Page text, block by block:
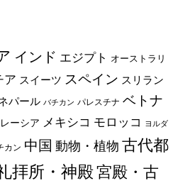
インド エジプト オーストラリ
ア スイーツ スペイン スリラン
パール バチカン パレスチナ ベトナ
ーシア メキシコ モロッコ ヨルダ
カン 中国 動物・植物 古代都
拝所・神殿宮殿・古